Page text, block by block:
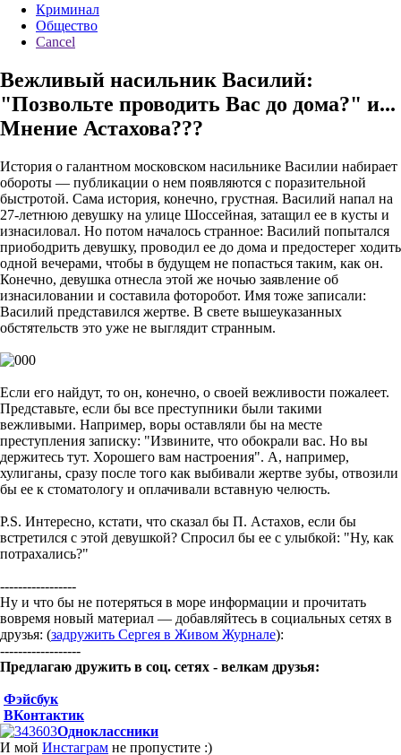
Криминал
Общество
Cancel
Вежливый насильник Василий:
"Позвольте проводить Вас до дома?" и...
Мнение Астахова???
История о галантном московском насильнике Василии набирает
обороты — публикации о нем появляются с поразительной
быстротой. Сама история, конечно, грустная. Василий напал на
27-летнюю девушку на улице Шоссейная, затащил ее в кусты и
изнасиловал. Но потом началось странное: Василий попытался
приободрить девушку, проводил ее до дома и предостерег ходить
одной вечерами, чтобы в будущем не попасться таким, как он.
Конечно, девушка отнесла этой же ночью заявление об
изнасиловании и составила фоторобот. Имя тоже записали:
Василий представился жертве. В свете вышеуказанных
обстятельств это уже не выглядит странным.
Если его найдут, то он, конечно, о своей вежливости пожалеет.
Представьте, если бы все преступники были такими
вежливыми. Например, воры оставляли бы на месте
преступления записку: "Извините, что обокрали вас. Но вы
держитесь тут. Хорошего вам настроения". А, например,
хулиганы, сразу после того как выбивали жертве зубы, отвозили
бы ее к стоматологу и оплачивали вставную челюсть.
P.S. Интересно, кстати, что сказал бы П. Астахов, если бы
встретился с этой девушкой? Спросил бы ее с улыбкой: "Ну, как
потрахались?"
-----------------
Ну и что бы не потеряться в море информации и прочитать
вовремя новый материал — добавляйтесь в социальных сетях в
друзья: (задружить Сергея в Живом Журнале):
------------------
Предлагаю дружить в соц. сетях - велкам друзья:
Фэйсбук
ВКонтактик
Одноклассники
И мой Инстаграм не пропустите :)